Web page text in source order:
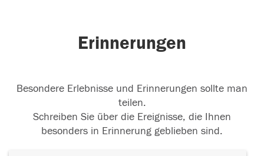
Erinnerungen
Besondere Erlebnisse und Erinnerungen sollte man
teilen.
Schreiben Sie über die Ereignisse, die Ihnen
besonders in Erinnerung geblieben sind.